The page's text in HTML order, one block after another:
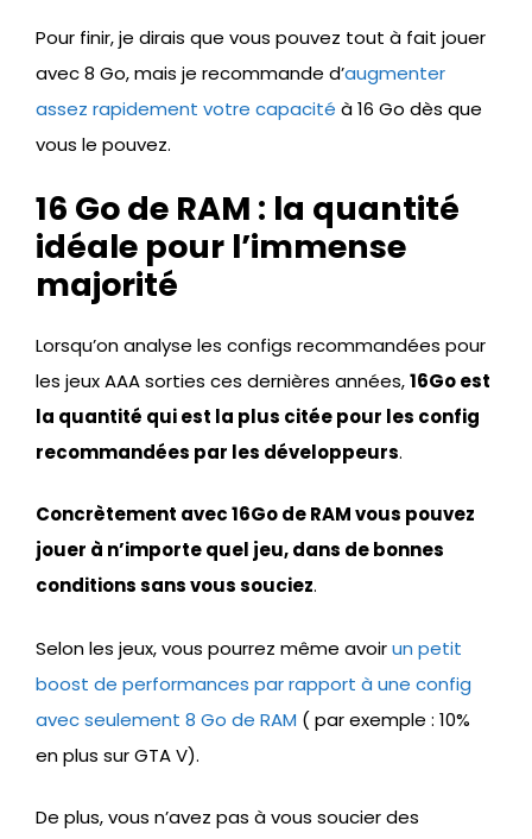
Pour finir, je dirais que vous pouvez tout à fait jouer
avec 8 Go, mais je recommande d’augmenter
assez rapidement votre capacité à 16 Go dès que
vous le pouvez.
16 Go de RAM : la quantité
idéale pour l’immense
majorité
Lorsqu’on analyse les configs recommandées pour
les jeux AAA sorties ces dernières années,16Go est
la quantité qui est la plus citée pour les config
recommandées par les développeurs.
Concrètement avec 16Go de RAM vous pouvez
jouer à n’importe quel jeu, dans de bonnes
conditions sans vous souciez.
Selon les jeux, vous pourrez même avoirun petit
boost de performances par rapport à une config
avec seulement 8 Go de RAM ( par exemple : 10%
en plus sur GTA V).
De plus, vous n’avez pas à vous soucier des